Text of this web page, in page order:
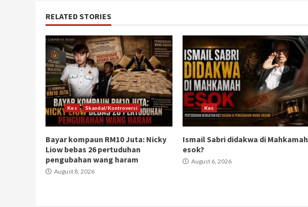
RELATED STORIES
Kes Skandal/Kontroversi
Bayar kompaun RM10 Juta: Nicky
Liow bebas 26 pertuduhan
pengubahan wang haram
August 8, 2026
Kes
Ismail Sabri didakwa di Mahkamah
esok?
August 6, 2026